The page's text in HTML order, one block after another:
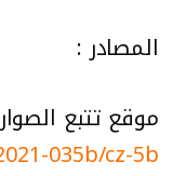
المصادر :
موقع تتبع
035b/cz-5b/